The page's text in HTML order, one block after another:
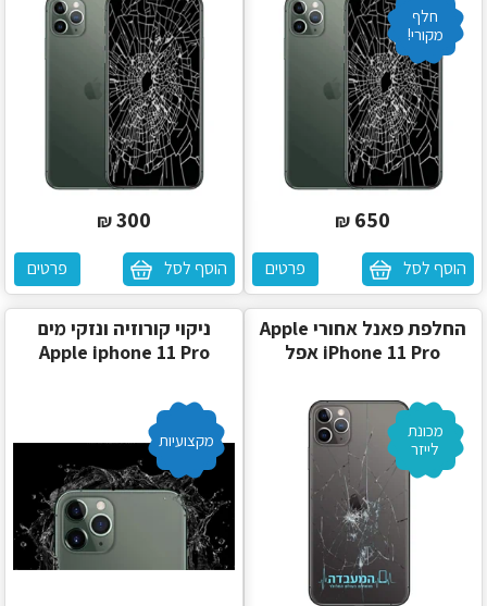
חלף
מקורי!
650
₪
הוסף לסל פרטים
300
₪
הוסף לסל פרטים
‏החלפת פאנל אחורי Apple
iPhone 11 Pro אפל
מכונת
לייזר
ניקוי קורוזיה ונזקי מים
Apple iphone 11 Pro
מקצועיות